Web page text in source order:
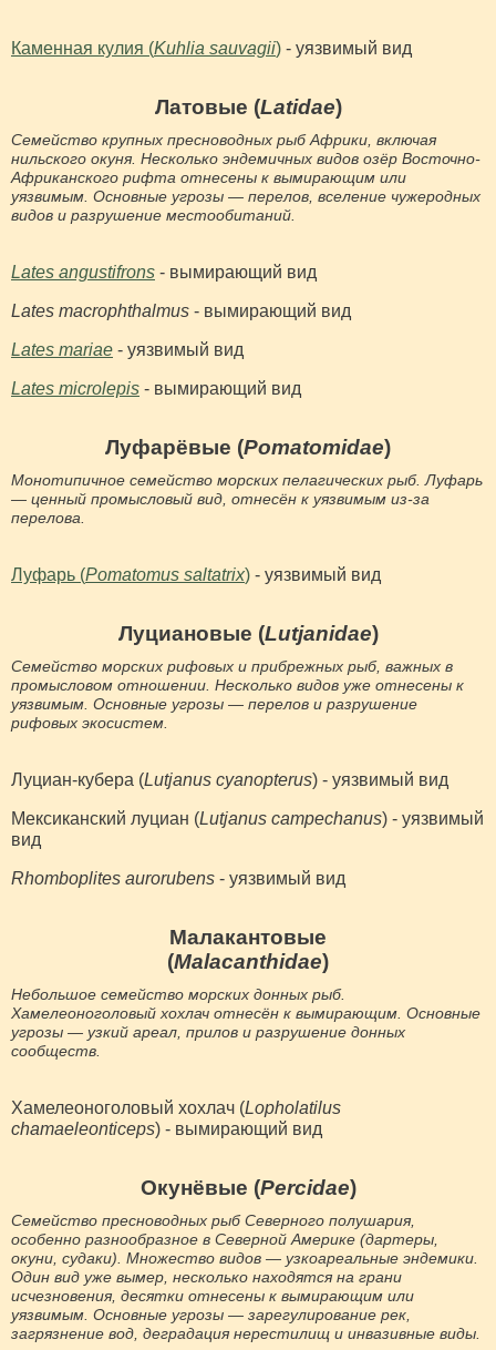
Каменная кулия (Kuhlia sauvagii) - уязвимый вид
Латовые (Latidae)
Семейство крупных пресноводных рыб Африки, включая
нильского окуня. Несколько эндемичных видов озёр Восточно-
Африканского рифта отнесены к вымирающим или
уязвимым. Основные угрозы — перелов, вселение чужеродных
видов и разрушение местообитаний.
Lates angustifrons - вымирающий вид
Lates macrophthalmus - вымирающий вид
Lates mariae - уязвимый вид
Lates microlepis - вымирающий вид
Луфарёвые (Pomatomidae)
Монотипичное семейство морских пелагических рыб. Луфарь
— ценный промысловый вид, отнесён к уязвимым из-за
перелова.
Луфарь (Pomatomus saltatrix) - уязвимый вид
Луциановые (Lutjanidae)
Семейство морских рифовых и прибрежных рыб, важных в
промысловом отношении. Несколько видов уже отнесены к
уязвимым. Основные угрозы — перелов и разрушение
рифовых экосистем.
Луциан-кубера (Lutjanus cyanopterus) - уязвимый вид
Мексиканский луциан (Lutjanus campechanus) - уязвимый
вид
Rhomboplites aurorubens - уязвимый вид
Малакантовые
(Malacanthidae)
Небольшое семейство морских донных рыб.
Хамелеоноголовый хохлач отнесён к вымирающим. Основные
угрозы — узкий ареал, прилов и разрушение донных
сообществ.
Хамелеоноголовый хохлач (Lopholatilus
chamaeleonticeps) - вымирающий вид
Окунёвые (Percidae)
Семейство пресноводных рыб Северного полушария,
особенно разнообразное в Северной Америке (дартеры,
окуни, судаки). Множество видов — узкоареальные эндемики.
Один вид уже вымер, несколько находятся на грани
исчезновения, десятки отнесены к вымирающим или
уязвимым. Основные угрозы — зарегулирование рек,
загрязнение вод, деградация нерестилищ и инвазивные виды.